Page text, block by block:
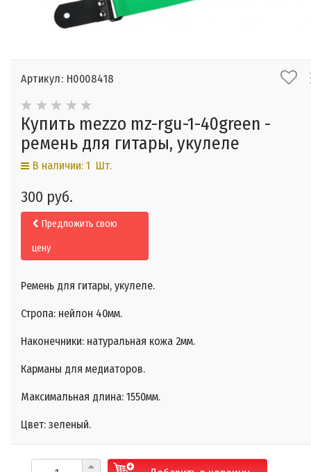
Артикул: Н0008418
Купить mezzo mz-rgu-1-40green -
ремень для гитары, укулеле
В наличии: 1 Шт.
300 руб.
Предложить свою
цену
Ремень для гитары, укулеле.
Стропа: нейлон 40мм.
Наконечники: натуральная кожа 2мм.
Карманы для медиаторов.
Максимальная длина: 1550мм.
Цвет: зеленый.